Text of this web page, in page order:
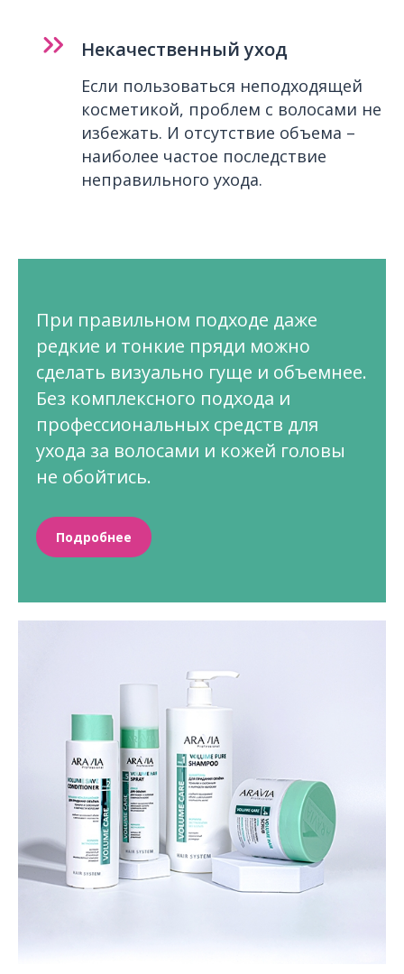
Некачественный уход
Если пользоваться неподходящей
косметикой, проблем с волосами не
избежать. И отсутствие объема –
наиболее частое последствие
неправильного ухода.
При правильном подходе даже
редкие и тонкие пряди можно
сделать визуально гуще и объемнее.
Без комплексного подхода и
профессиональных средств для
ухода за волосами и кожей головы
не обойтись.
Подробнее